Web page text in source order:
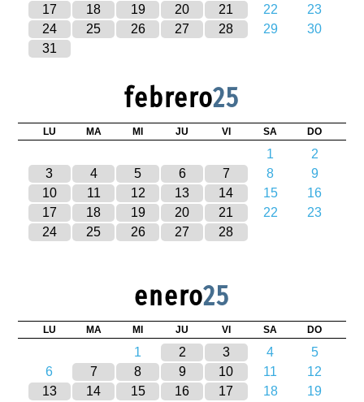
17
18 19 20 21 22
23
24
25 26 27 28 29
30
31
febrero25
LU MA MI JU VI SA DO
1
2
3
4 5 6 7 8
9
10
11 12 13 14 15
16
17
18 19 20 21 22
23
24
25 26 27 28
enero25
LU MA MI JU VI SA DO
1 2 3 4
5
6
7 8 9 10 11
12
13
14 15 16 17 18
19